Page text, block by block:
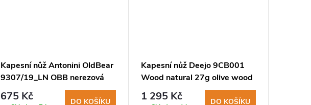
Kapesní nůž Antonini OldBear
9307/19_LN OBB nerezová
čepel, rukojeť americký ořech
675 Kč DO KOŠÍKU
Kapesní nůž Deejo 9CB001
Wood natural 27g olive wood
1 295 Kč DO KOŠÍKU